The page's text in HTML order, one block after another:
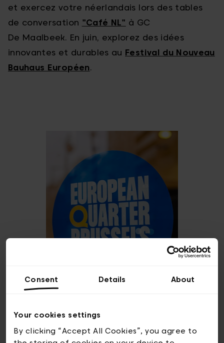
Consent Details About
Your cookies settings
By clicking “Accept All Cookies”, you agree to
et exercez votre néerlandais lors des tables
de conversation "Café NL" à GC
De Maalbeek. En juin, explorez des idées
innovantes et durables au Festival du Nouveau
Bauhaus Européen.